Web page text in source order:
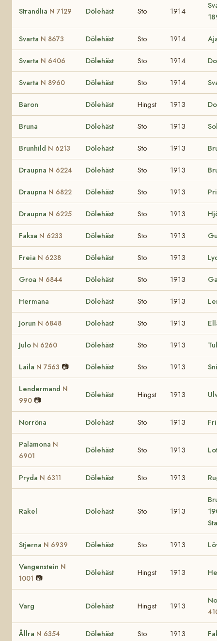
Strandlia N 7129 Dölehäst Sto 1914
Svarta N 8673 Dölehäst Sto 1914
Svarta N 6406 Dölehäst Sto 1914
Svarta N 8960 Dölehäst Sto 1914
Baron Dölehäst Hingst 1913
Bruna Dölehäst Sto 1913
Brunhild N 6213 Dölehäst Sto 1913
Draupna N 6224 Dölehäst Sto 1913
Draupna N 6822 Dölehäst Sto 1913
Draupna N 6225 Dölehäst Sto 1913
Faksa N 6233 Dölehäst Sto 1913
Freia N 6238 Dölehäst Sto 1913
Groa N 6844 Dölehäst Sto 1913
Hermana Dölehäst Sto 1913
Jorun N 6848 Dölehäst Sto 1913
Julo N 6260 Dölehäst Sto 1913
Laila N 7563 📷 Dölehäst Sto 1913
Lendermand N
990 📷
Dölehäst Hingst 1913
Norröna Dölehäst Sto 1913
Palämona N
6901
Dölehäst Sto 1913
Pryda N 6311 Dölehäst Sto 1913
Rakel Dölehäst Sto 1913
Stjerna N 6939 Dölehäst Sto 1913
Vangenstein N
1001 📷
Dölehäst Hingst 1913
Varg Dölehäst Hingst 1913
Ållra N 6354 Dölehäst Sto 1913